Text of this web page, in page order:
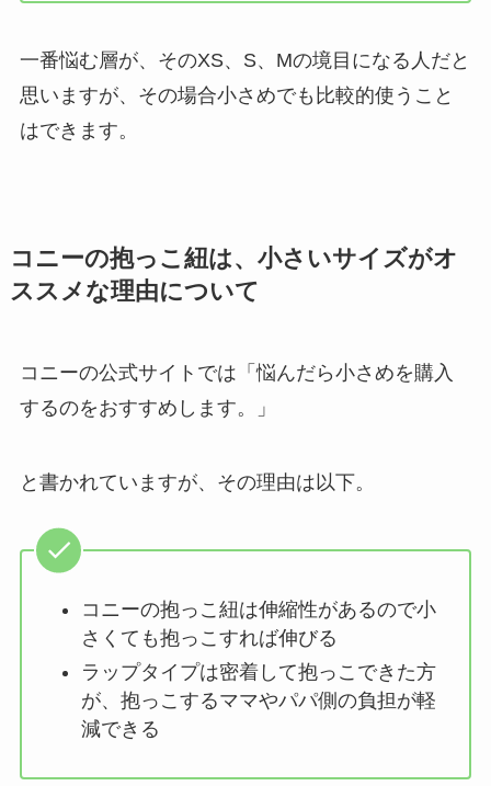
一番悩む層が、そのXS、S、Mの境目になる人だと
思いますが、その場合小さめでも比較的使うこと
はできます。
コニーの抱っこ紐は、小さいサイズがオ
ススメな理由について
コニーの公式サイトでは「悩んだら小さめを購入
するのをおすすめします。」
と書かれていますが、その理由は以下。
コニーの抱っこ紐は伸縮性があるので小
さくても抱っこすれば伸びる
ラップタイプは密着して抱っこできた方
が、抱っこするママやパパ側の負担が軽
減できる